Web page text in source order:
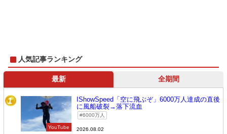
人気記事ランキング
最新 全期間
1
YouTube
IShowSpeed「空に飛ぶぞ」6000万人達成の直後
に風船破裂→落下流血
6000万人
2026.08.02